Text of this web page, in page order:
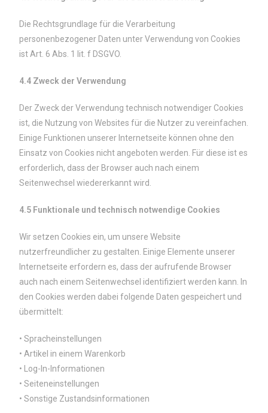
Die Rechtsgrundlage für die Verarbeitung
personenbezogener Daten unter Verwendung von Cookies
ist Art. 6 Abs. 1 lit. f DSGVO.
4.4 Zweck der Verwendung
Der Zweck der Verwendung technisch notwendiger Cookies
ist, die Nutzung von Websites für die Nutzer zu vereinfachen.
Einige Funktionen unserer Internetseite können ohne den
Einsatz von Cookies nicht angeboten werden. Für diese ist es
erforderlich, dass der Browser auch nach einem
Seitenwechsel wiedererkannt wird.
4.5 Funktionale und technisch notwendige Cookies
Wir setzen Cookies ein, um unsere Website
nutzerfreundlicher zu gestalten. Einige Elemente unserer
Internetseite erfordern es, dass der aufrufende Browser
auch nach einem Seitenwechsel identifiziert werden kann. In
den Cookies werden dabei folgende Daten gespeichert und
übermittelt:
• Spracheinstellungen
• Artikel in einem Warenkorb
• Log-In-Informationen
• Seiteneinstellungen
• Sonstige Zustandsinformationen